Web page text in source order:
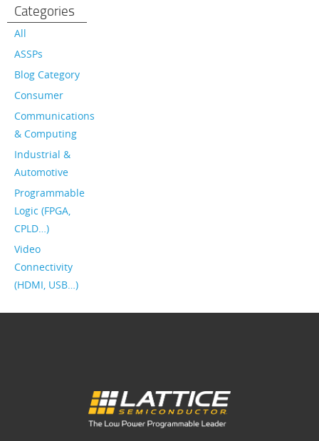
Categories
All
ASSPs
Blog Category
Consumer
Communications
& Computing
Industrial &
Automotive
Programmable
Logic (FPGA,
CPLD…)
Video
Connectivity
(HDMI, USB…)